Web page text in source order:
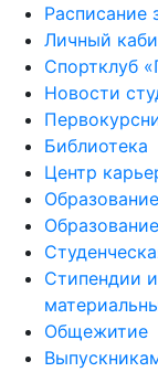
Расписание
Личный
Спортклуб
Новости
Библиотека
Центр
Образование
Стипендии и
Общежитие